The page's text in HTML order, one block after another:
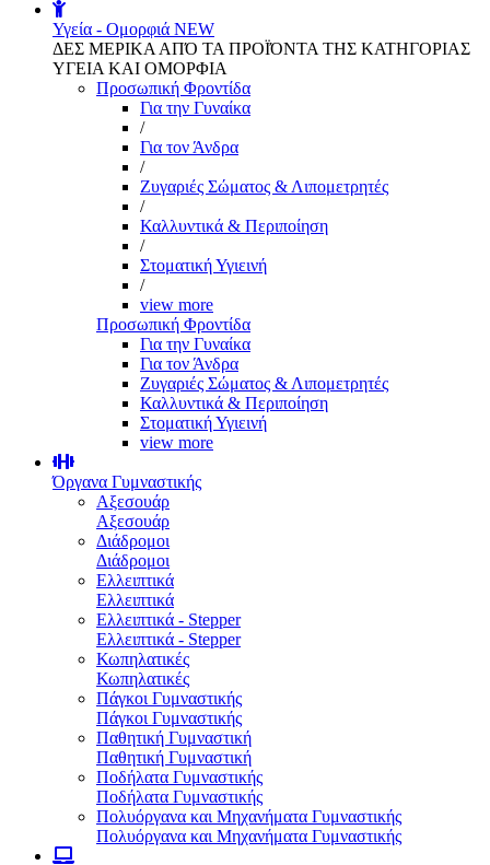
Υγεία - Ομορφιά NEW
ΔΕΣ ΜΕΡΙΚΑ ΑΠΌ ΤΑ ΠΡΟΪΌΝΤΑ ΤΗΣ ΚΑΤΗΓΟΡΙΑΣ
ΥΓΕΙΑ ΚΑΙ ΟΜΟΡΦΙΑ
Προσωπική Φροντίδα
Για την Γυναίκα
/
Για τον Άνδρα
/
Ζυγαριές Σώματος & Λιπομετρητές
/
Καλλυντικά & Περιποίηση
/
Στοματική Υγιεινή
/
view more
Προσωπική Φροντίδα
Για την Γυναίκα
Για τον Άνδρα
Ζυγαριές Σώματος & Λιπομετρητές
Καλλυντικά & Περιποίηση
Στοματική Υγιεινή
view more
Όργανα Γυμναστικής
Αξεσουάρ
Αξεσουάρ
Διάδρομοι
Διάδρομοι
Ελλειπτικά
Ελλειπτικά
Ελλειπτικά - Stepper
Ελλειπτικά - Stepper
Κωπηλατικές
Κωπηλατικές
Πάγκοι Γυμναστικής
Πάγκοι Γυμναστικής
Παθητική Γυμναστική
Παθητική Γυμναστική
Ποδήλατα Γυμναστικής
Ποδήλατα Γυμναστικής
Πολυόργανα και Μηχανήματα Γυμναστικής
Πολυόργανα και Μηχανήματα Γυμναστικής